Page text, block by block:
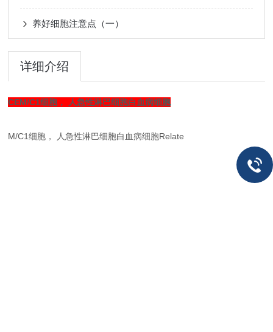
养好细胞注意点（一）
详细介绍
CEM/C1细胞， 人急性淋巴细胞白血病细胞
M/C1细胞， 人急性淋巴细胞白血病细胞Relate